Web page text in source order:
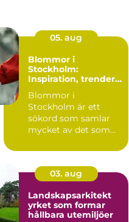
05. aug
Blommor i
Stockholm:
Inspiration, trender
Blommor i
Stockholm är ett
sökord som samlar
mycket av det som
levand...
03. aug
Landskapsarkitekt
yrket som formar
hållbara utemiljöer